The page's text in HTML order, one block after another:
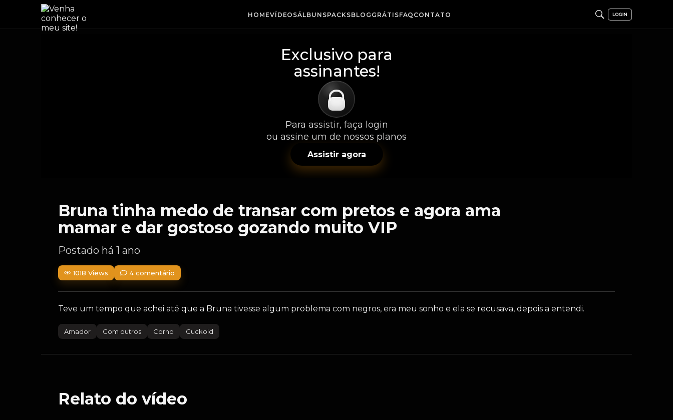
HOMEVÍDEOSÁLBUNSPACKSBLOG GRÁTISFAQ CONTATO
Exclusivo para
assinantes!
Para assistir, faça login
ou assine um de nossos planos
Assistir agora
Bruna tinha medo de transar com pretos e agora ama
mamar e dar gostoso gozando muito VIP
Postado há 1 ano
1018 Views 4 comentário
Teve um tempo que achei até que a Bruna tivesse algum problema com negros, era meu sonho e ela se recusava, depois a entendi.
Amador Com outros Corno Cuckold
Relato do vídeo